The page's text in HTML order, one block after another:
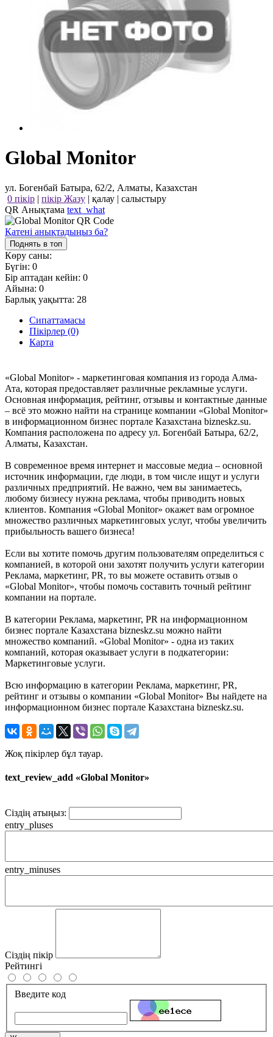
Global Monitor
ул. Богенбай Батыра, 62/2, Алматы, Казахстан
0 пікір | пікір Жазу | қалау | салыстыру
QR Анықтама text_what
Қатені анықтадыңыз ба?
Поднять в топ
Көру саны:
Бүгін: 0
Бір аптадан кейін: 0
Айына: 0
Барлық уақытта: 28
Сипаттамасы
Пікірлер (0)
Карта
«Global Monitor» - маркетинговая компания из города Алма-
Ата, которая предоставляет различные рекламные услуги.
Основная информация, рейтинг, отзывы и контактные данные
– всё это можно найти на странице компании «Global Monitor»
в информационном бизнес портале Казахстана bizneskz.su.
Компания расположена по адресу ул. Богенбай Батыра, 62/2,
Алматы, Казахстан.
В современное время интернет и массовые медиа – основной
источник информации, где люди, в том числе ищут и услуги
различных предприятий. Не важно, чем вы занимаетесь,
любому бизнесу нужна реклама, чтобы приводить новых
клиентов. Компания «Global Monitor» окажет вам огромное
множество различных маркетинговых услуг, чтобы увеличить
прибыльность вашего бизнеса!
Если вы хотите помочь другим пользователям определиться с
компанией, в которой они захотят получить услуги категории
Реклама, маркетинг, PR, то вы можете оставить отзыв о
«Global Monitor», чтобы помочь составить точный рейтинг
компании на портале.
В категории Реклама, маркетинг, PR на информационном
бизнес портале Казахстана bizneskz.su можно найти
множество компаний. «Global Monitor» - одна из таких
компаний, которая оказывает услуги в подкатегории:
Маркетинговые услуги.
Всю информацию в категории Реклама, маркетинг, PR,
рейтинг и отзывы о компании «Global Monitor» Вы найдете на
информационном бизнес портале Казахстана bizneskz.su.
Жоқ пікірлер бұл тауар.
text_review_add «Global Monitor»
Сіздің атыңыз:
entry_pluses
entry_minuses
Сіздің пікір
Рейтингі
Введите код